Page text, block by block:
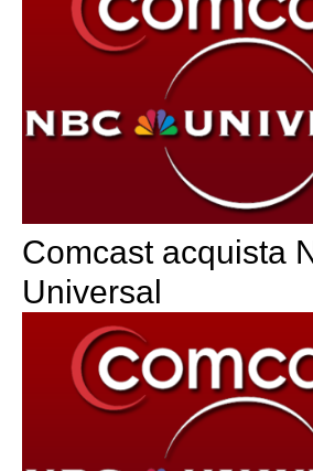
Comcast acquista
Universal